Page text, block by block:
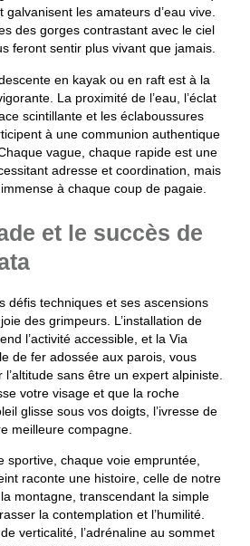
galvanisent les amateurs d’eau vive.
des gorges contrastant avec le ciel
feront sentir plus vivant que jamais.
en kayak ou en raft est à la
La proximité de l’eau, l’éclat
scintillante et les éclaboussures
à une communion authentique
vague, chaque rapide est une
adresse et coordination, mais
à chaque coup de pagaie.
et le succès de
défis techniques et ses ascensions
des grimpeurs. L’installation de
l’activité accessible, et la Via
de fer adossée aux parois, vous
l’altitude sans être un expert alpiniste.
votre visage et que la roche
glisse sous vos doigts, l’ivresse de
meilleure compagne.
sportive, chaque voie empruntée,
raconte une histoire, celle de notre
montagne, transcendant la simple
la contemplation et l’humilité.
verticalité, l’adrénaline au sommet